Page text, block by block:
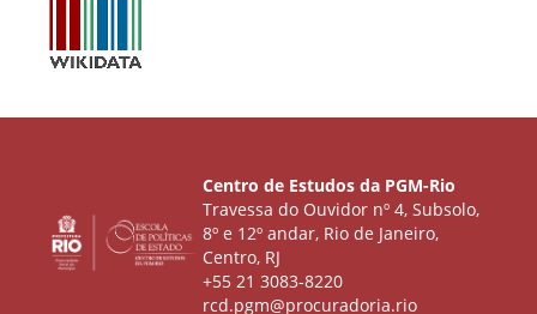
Centro de Estudos da PGM-Rio
Travessa do Ouvidor nº 4, Subsolo,
8º e 12º andar, Rio de Janeiro,
Centro, RJ
+55 21 3083-8220
rcd.pgm@procuradoria.rio